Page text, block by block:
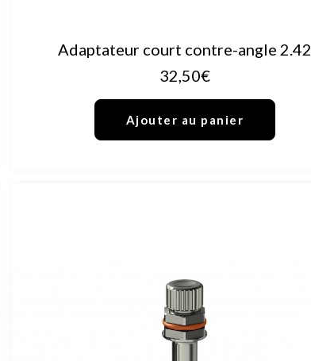
AJOUTER AU PANIER
Adaptateur court contre-angle 2.42
32,50€
Ajouter au panier